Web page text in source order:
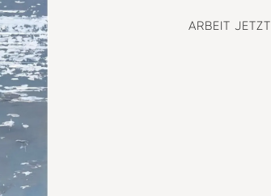
ARBEIT